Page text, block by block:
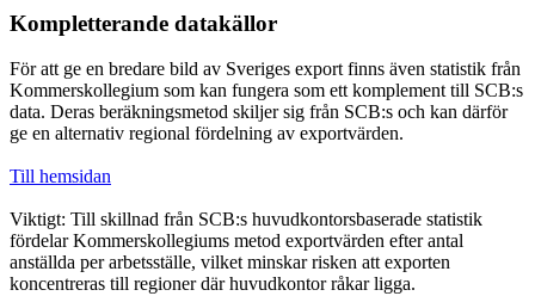
Kompletterande datakällor
För att ge en bredare bild av Sveriges export finns även statistik från
Kommerskollegium som kan fungera som ett komplement till SCB:s
data. Deras beräkningsmetod skiljer sig från SCB:s och kan därför
ge en alternativ regional fördelning av exportvärden.
Till hemsidan
Viktigt: Till skillnad från SCB:s huvudkontorsbaserade statistik
fördelar Kommerskollegiums metod exportvärden efter antal
anställda per arbetsställe, vilket minskar risken att exporten
koncentreras till regioner där huvudkontor råkar ligga.